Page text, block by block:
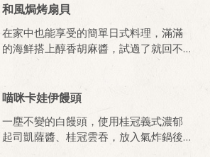
和風焗烤扇貝
在家中也能享受的簡單日式料理，滿滿
的海鮮搭上醇香胡麻醬，試過了就回不
去的絕妙滋味！
喵咪卡娃伊饅頭
一塵不變的白饅頭，使用桂冠義式濃郁
起司凱薩醬、桂冠雲吞，放入氣炸鍋後